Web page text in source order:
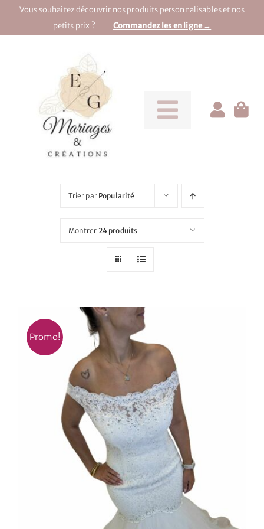
Passer
contenu
Vous souhaitez découvrir nos produits personnalisables et nos
petits prix ?
Commandez les en ligne →
Toggle
Pour la mariée
Pour une soirée
Notre boutique – Notre histoire
Trier par Popularité
Montrer 24 produits
Promo!